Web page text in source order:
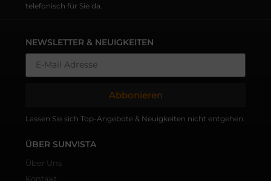
telefonisch für Sie da.
NEWSLETTER & NEUIGKEITEN
Abbonieren
Lassen Sie sich Top-Angebote & Neuigkeiten nicht entgehen.
ÜBER SUNVISTA
Über Uns
Kontakt